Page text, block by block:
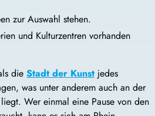
zur Auswahl stehen.
und Kulturzentren vorhanden
die Stadt der Kunst jedes
was unter anderem auch an der
Wer einmal eine Pause von den